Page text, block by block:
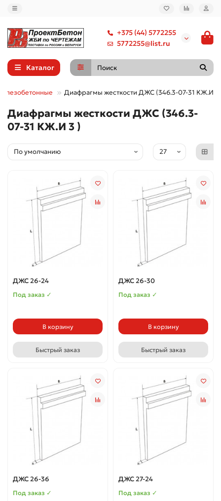
+375 (44) 5772255
5772255@list.ru
Каталог
Диафрагмы жесткости ДЖС (346.3-07-31 КЖ.И 3
Диафрагмы жесткости ДЖС (346.3-
07-31 КЖ.И 3 )
ДЖС 26-24
Под заказ ✓
В корзину
Быстрый заказ
ДЖС 26-30
Под заказ ✓
В корзину
Быстрый заказ
ДЖС 26-36
Под заказ ✓
ДЖС 27-24
Под заказ ✓